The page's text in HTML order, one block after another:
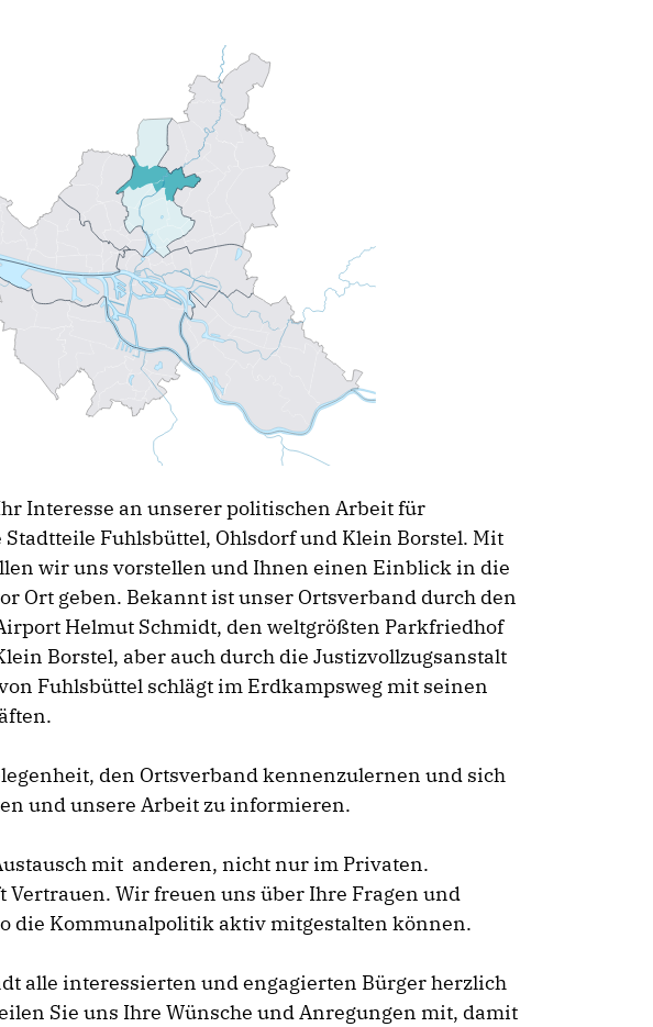
Interesse an unserer politischen Arbeit für
Fuhlsbüttel, Ohlsdorf und Klein Borstel. Mit
wir uns vorstellen und Ihnen einen Einblick in die
Ort geben. Bekannt ist unser Ortsverband durch den
Helmut Schmidt, den weltgrößten Parkfriedhof
Borstel, aber auch durch die Justizvollzugsanstalt
von Fuhlsbüttel schlägt im Erdkampsweg mit seinen
den Ortsverband kennenzulernen und sich
und unsere Arbeit zu informieren.
mit anderen, nicht nur im Privaten.
Vertrauen. Wir freuen uns über Ihre Fragen und
die Kommunalpolitik aktiv mitgestalten können.
alle interessierten und engagierten Bürger herzlich
Sie uns Ihre Wünsche und Anregungen mit, damit